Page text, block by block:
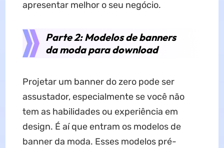
apresentar melhor o seu negócio.
Parte 2: Modelos de banners
da moda para download
Projetar um banner do zero pode ser
assustador, especialmente se você não
tem as habilidades ou experiência em
design. É aí que entram os modelos de
banner da moda. Esses modelos pré-